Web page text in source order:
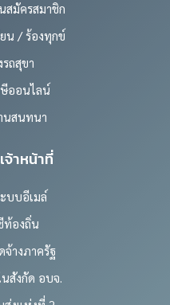
สมัครสมาชิก
ยน / ร้องทุกข์
รถสุขา
ษีออนไลน์
นสนทนา
จ้าหน้าที่
ะบบอีเมล์
ท้องถิ่น
จ้างภาครัฐ
นสังกัด อบจ.